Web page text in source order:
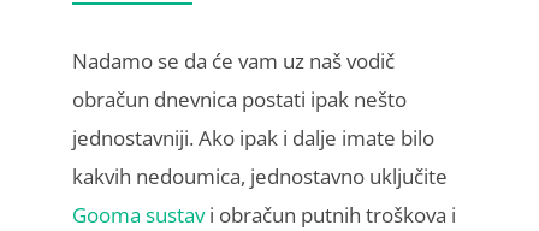
Nadamo se da će vam uz naš vodič
obračun dnevnica postati ipak nešto
jednostavniji. Ako ipak i dalje imate bilo
kakvih nedoumica, jednostavno uključite
Gooma sustavi obračun putnih troškova i